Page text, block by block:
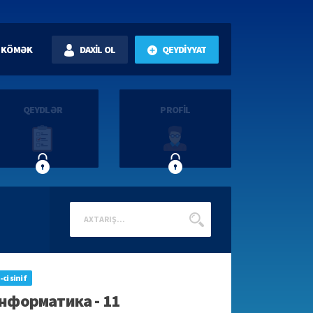
KÖMƏK DAXİL OL QEYDİYYAT
QEYDLƏR PROFİL
ci sinif
- 11